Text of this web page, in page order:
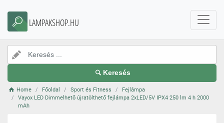
LAMPAKSHOP.HU
Keresés
Home Főoldal Sport és Fitness
Fejlámpa
Vayox LED Dimmelhető újratölthető fejlámpa 2xLED/5V IPX4 250 lm 4 h 2000
mAh